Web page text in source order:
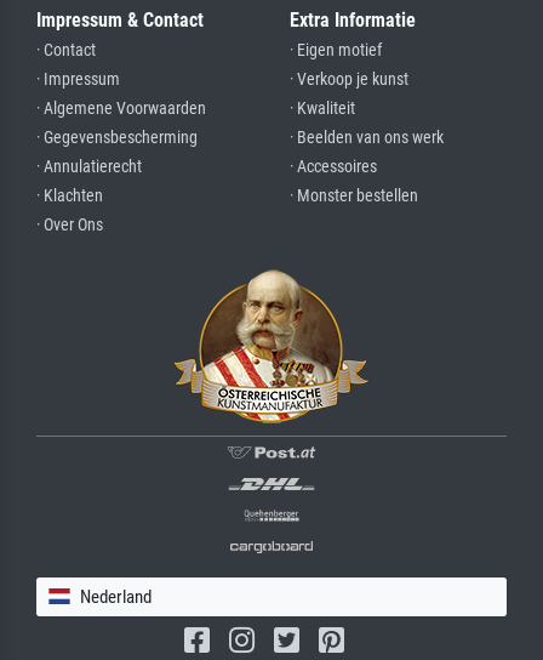
Impressum & Contact
· Contact
· Impressum
· Algemene Voorwaarden
· Gegevensbescherming
· Annulatierecht
· Klachten
· Over Ons
Extra Informatie
· Eigen motief
· Verkoop je kunst
· Kwaliteit
· Beelden van ons werk
· Accessoires
· Monster bestellen
Nederland